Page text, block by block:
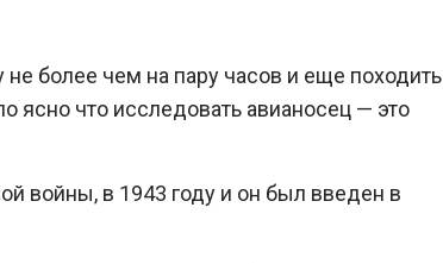
более чем на пару часов и еще походить
ясно что исследовать авианосец — это
войны, в 1943 году и он был введен в